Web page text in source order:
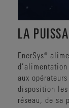
LA
EnerSys®
aux
disposition les
réseau, de sa